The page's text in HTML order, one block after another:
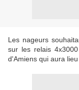
Les nageurs
sur les relais
d'Amiens qui aura lieu